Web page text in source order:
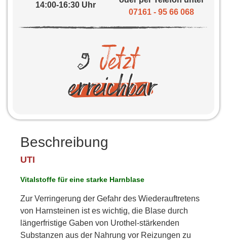
14:00-16:30 Uhr
07161 - 95 66 068
Beschreibung
UTI
Vitalstoffe für eine starke Harnblase
Zur Verringerung der Gefahr des Wiederauftretens
von Harnsteinen ist es wichtig, die Blase durch
längerfristige Gaben von Urothel-stärkenden
Substanzen aus der Nahrung vor Reizungen zu